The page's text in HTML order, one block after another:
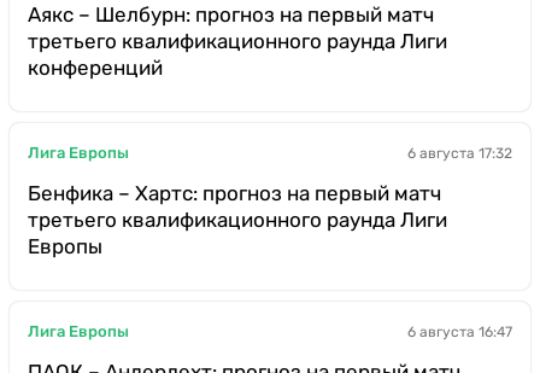
Аякс – Шелбурн: прогноз на первый матч
третьего квалификационного раунда Лиги
конференций
Лига Европы 6 августа 17:32
Бенфика – Хартс: прогноз на первый матч
третьего квалификационного раунда Лиги
Европы
Лига Европы 6 августа 16:47